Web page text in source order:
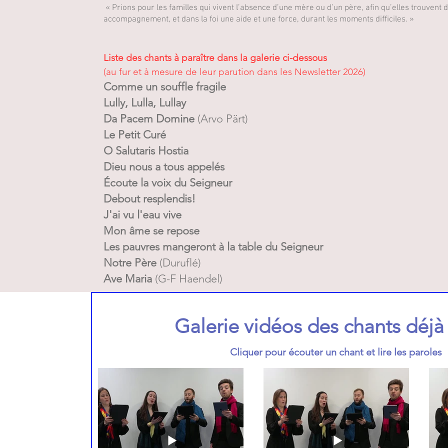
« Prions pour les familles qui vivent l’absence d’une mère ou d’un père, afin qu’elles trouvent
accompagnement, et dans la foi une aide et une force, durant les moments difficiles. »
Liste des chants à paraître dans la galerie ci-dessous
(au fur et à mesure de leur parution dans les Newsletter 2026)
Comme un souffle fragile
Lully, Lulla, Lullay
Da Pacem Domine (Arvo Pärt)
Le Petit Curé
O Salutaris Hostia
Dieu nous a tous appelés
Écoute la voix du Seigneur
Debout resplendis!
J'ai vu l'eau vive
Mon âme se repose
Les pauvres mangeront à la table du Seigneur
Notre Père (Duruflé)
Ave Maria (G-F Haendel)
Galerie vidéos des chants
Cliquer pour écouter un chant et lire les paroles